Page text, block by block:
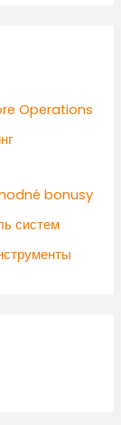
Operations
bonusy
систем